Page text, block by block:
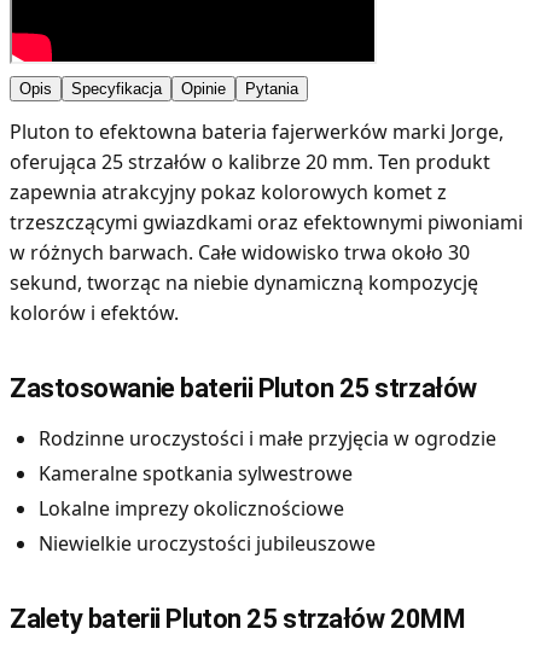
Opis Specyfikacja Opinie Pytania
Pluton to efektowna bateria fajerwerków marki Jorge,
oferująca 25 strzałów o kalibrze 20 mm. Ten produkt
zapewnia atrakcyjny pokaz kolorowych komet z
trzeszczącymi gwiazdkami oraz efektownymi piwoniami
w różnych barwach. Całe widowisko trwa około 30
sekund, tworząc na niebie dynamiczną kompozycję
kolorów i efektów.
Zastosowanie baterii Pluton 25 strzałów
Rodzinne uroczystości i małe przyjęcia w ogrodzie
Kameralne spotkania sylwestrowe
Lokalne imprezy okolicznościowe
Niewielkie uroczystości jubileuszowe
Zalety baterii Pluton 25 strzałów 20MM